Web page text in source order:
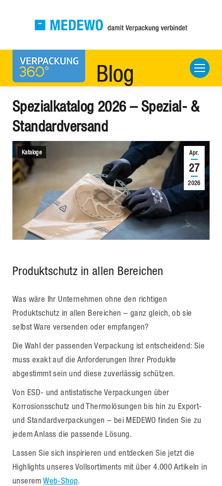
Spezialkatalog 2026 – Spezial- &
Standardversand
Apr.
27
2026
Kataloge
Produktschutz in allen Bereichen
Was wäre Ihr Unternehmen ohne den richtigen
Produktschutz in allen Bereichen – ganz gleich, ob sie
selbst Ware versenden oder empfangen?
Die Wahl der passenden Verpackung ist entscheidend: Sie
muss exakt auf die Anforderungen Ihrer Produkte
abgestimmt sein und diese zuverlässig schützen.
Von ESD- und antistatische Verpackungen über
Korrosionsschutz und Thermolösungen bis hin zu Export-
und Standardverpackungen – bei MEDEWO finden Sie zu
jedem Anlass die passende Lösung.
Lassen Sie sich inspirieren und entdecken Sie jetzt die
Highlights unseres Vollsortiments mit über 4.000 Artikeln in
unseremWeb-Shop.